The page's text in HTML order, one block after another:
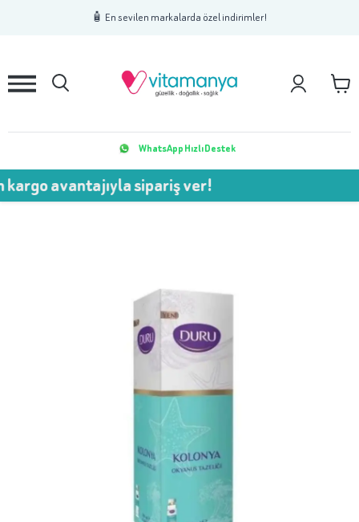
🧴 En sevilen markalarda özel indirimler!
2 3
WhatsApp Hızlı Destek
sipariş ver!